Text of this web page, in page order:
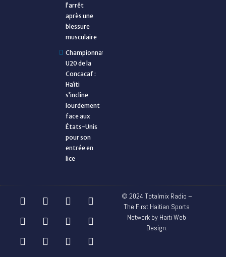
l’arrêt
après une
blessure
musculaire
Championnat
U20 de la
Concacaf :
Haïti
s’incline
lourdement
face aux
États-Unis
pour son
entrée en
lice
© 2024 Totalmix Radio –
The First Haitian Sports
Network by Haiti Web
Design.